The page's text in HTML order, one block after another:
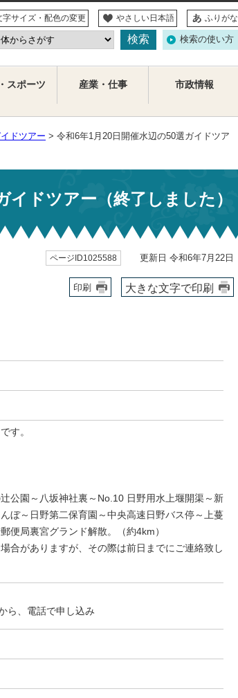
字サイズ・配色の変更 やさしい日本語 ふりがな
検索の使い方
スポーツ 産業・仕事 市政情報
ドツアー > 令和6年1月20日開催水辺の50選ガイドツア
イドツアー（終了しました）
ページID1025588 更新日 令和6年7月22日
印刷 大きな文字で印刷
す。
公園～八坂神社裏～No.10 日野用水上堰開渠～新
ぼ～日野第二保育園～中央高速日野バス停～上蔓
便局裏宮グランド解散。（約4km）
合がありますが、その際は前日までにご連絡致し
ら、電話で申し込み